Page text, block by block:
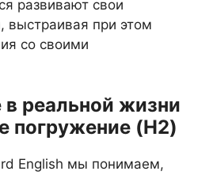
развивают свои
выстраивая при этом
со своими
реальной жизни
погружение (H2)
English мы понимаем,